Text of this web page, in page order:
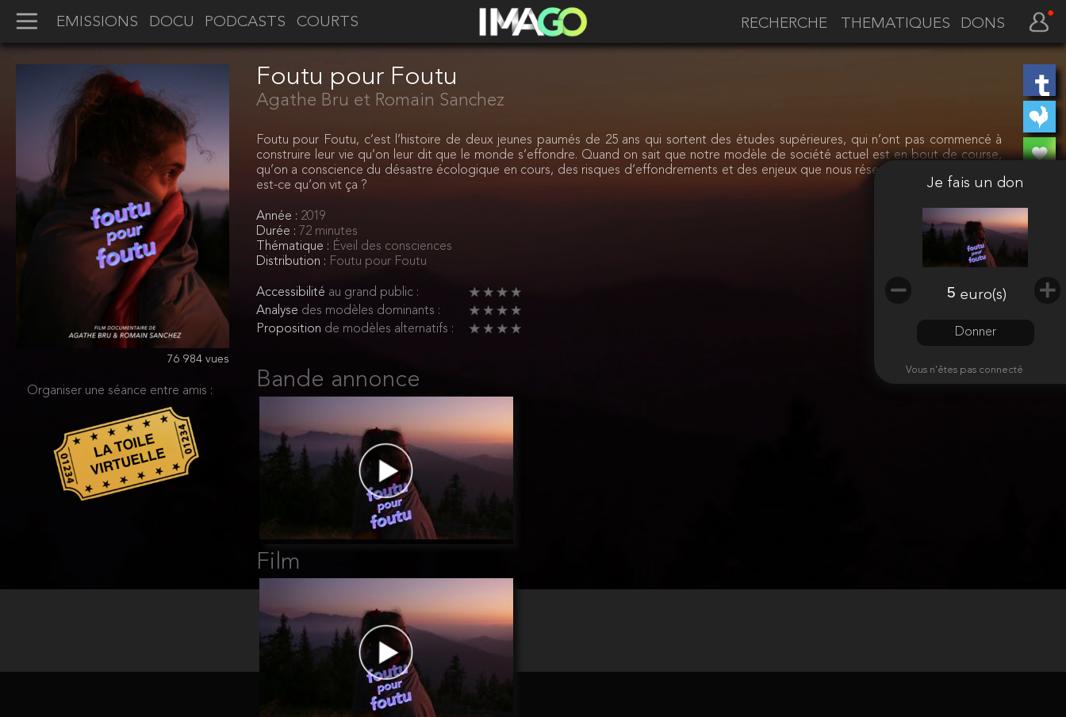
EMISSIONS DOCU PODCASTS COURTS THEMATIQUES DONS
Organiser une séance entre amis :
76 984 vues
Foutu pour Foutu
Agathe Bru et Romain Sanchez
Foutu pour Foutu, c’est l’histoire de deux jeunes paumés de 25 ans qui sortent des études supérieures, qui n’ont pas commencé à
construire leur vie qu’on leur dit que le monde s’effondre. Quand on sait que notre modèle de société actuel est en bout de course,
qu’on a conscience du désastre écologique en cours, des risques d’effondrements et des enjeux que nous réserve l’avenir... Comment
est-ce qu’on vit ça ?
Année : 2019
Durée : 72 minutes
Thématique : Éveil des consciences
Distribution : Foutu pour Foutu
Accessibilité au grand public :
Analyse des modèles dominants :
Proposition de modèles alternatifs :
175 euros
Bande annonce
Film
Je fais un don
euro(s)
Donner
Vous n'êtes pas connecté